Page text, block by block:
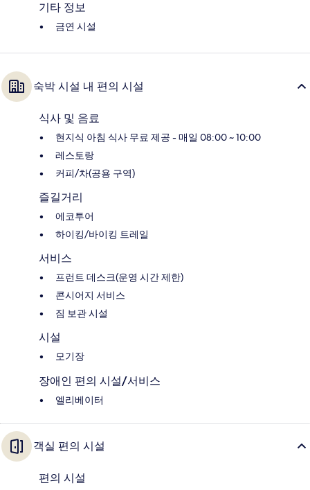
기타 정보
금연 시설
숙박 시설 내 편의 시설
식사 및 음료
현지식 아침 식사 무료 제공 - 매일 08:00 ~ 10:00
레스토랑
커피/차(공용 구역)
즐길거리
에코투어
하이킹/바이킹 트레일
서비스
프런트 데스크(운영 시간 제한)
콘시어지 서비스
짐 보관 시설
시설
모기장
장애인 편의 시설/서비스
엘리베이터
객실 편의 시설
편의 시설